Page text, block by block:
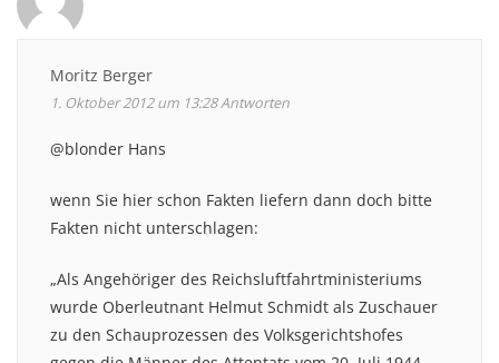
Moritz Berger
1. Oktober 2012 um 13:28Antworten
@blonder Hans
wenn Sie hier schon Fakten liefern dann doch bitte
Fakten nicht unterschlagen:
„Als Angehöriger des Reichsluftfahrtministeriums
wurde Oberleutnant Helmut Schmidt als Zuschauer
zu den Schauprozessen des Volksgerichtshofes